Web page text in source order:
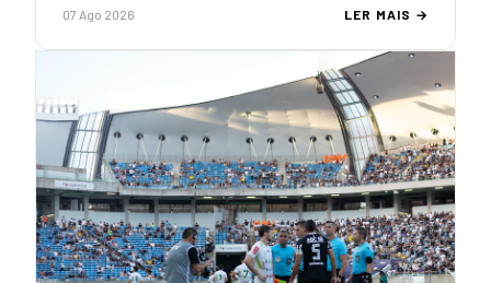
07 Ago 2026 LER MAIS →